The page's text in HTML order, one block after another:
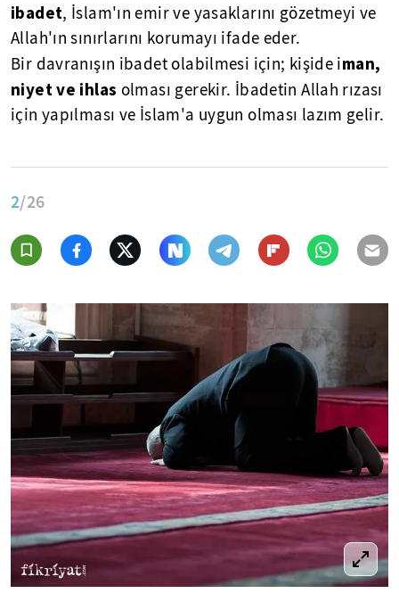
ibadet, İslam'ın emir ve yasaklarını gözetmeyi ve
Allah'ın sınırlarını korumayı ifade eder.
Bir davranışın ibadet olabilmesi için; kişide iman,
niyet ve ihlas olması gerekir. İbadetin Allah rızası
için yapılması ve İslam'a uygun olması lazım gelir.
2/26